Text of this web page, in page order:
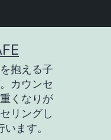
抱える子
カウンセ
くなりが
リングし
ます。